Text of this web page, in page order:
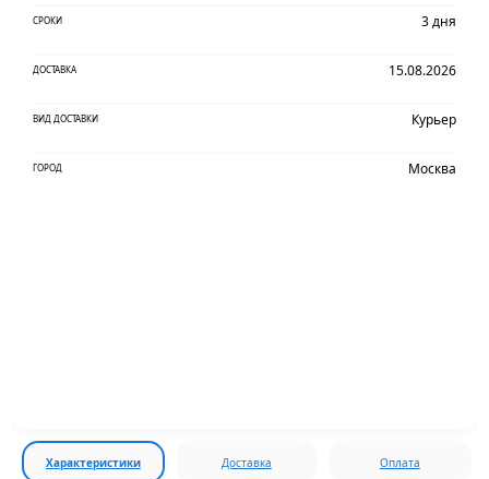
СРОКИ 3 дня
ДОСТАВКА 15.08.2026
ВИД ДОСТАВКИ Курьер
ГОРОД Москва
Характеристики Доставка Оплата